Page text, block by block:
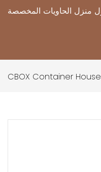
CBOX Container House